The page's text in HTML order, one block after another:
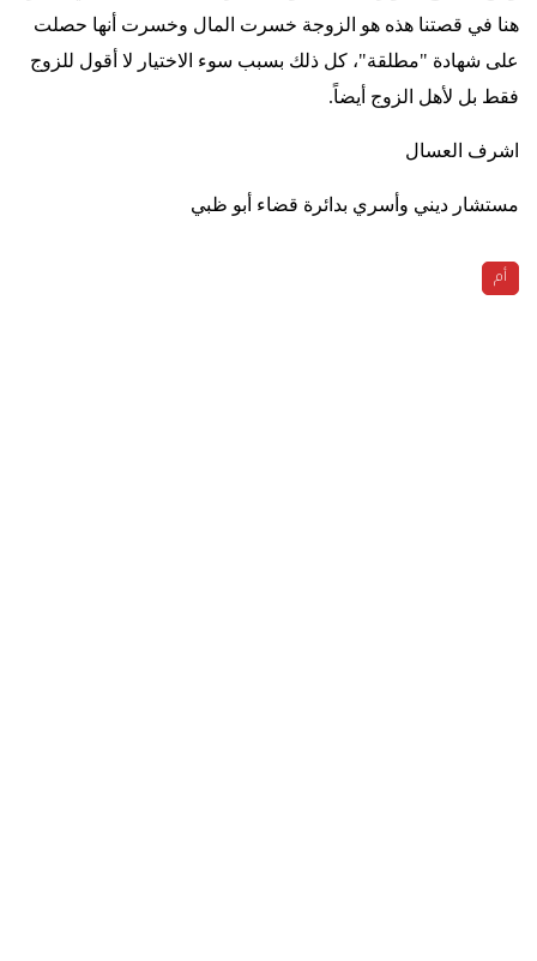
هنا في قصتنا هذه هو الزوجة خسرت المال وخسرت أنها حصلت
على شهادة "مطلقة"، كل ذلك بسبب سوء الاختيار لا أقول للزوج
فقط بل لأهل الزوج أيضاً.
اشرف العسال
مستشار ديني وأسري بدائرة قضاء أبو ظبي
أم